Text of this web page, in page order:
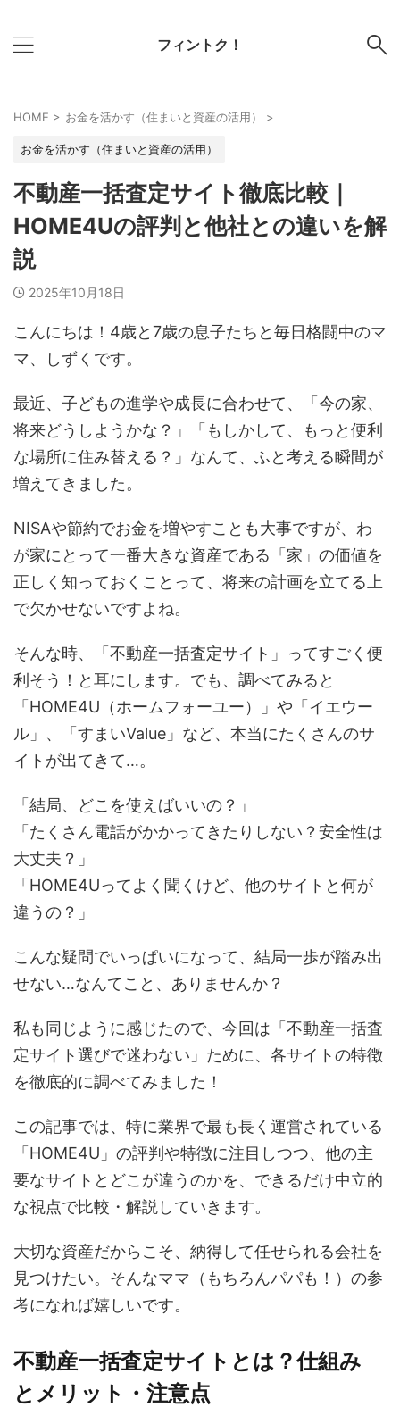
フィントク！
HOME > お金を活かす（住まいと資産の活用） >
お金を活かす（住まいと資産の活用）
不動産一括査定サイト徹底比較｜
HOME4Uの評判と他社との違いを解
説
2025年10月18日
こんにちは！4歳と7歳の息子たちと毎日格闘中のマ
マ、しずくです。
最近、子どもの進学や成長に合わせて、「今の家、
将来どうしようかな？」「もしかして、もっと便利
な場所に住み替える？」なんて、ふと考える瞬間が
増えてきました。
NISAや節約でお金を増やすことも大事ですが、わ
が家にとって一番大きな資産である「家」の価値を
正しく知っておくことって、将来の計画を立てる上
で欠かせないですよね。
そんな時、「不動産一括査定サイト」ってすごく便
利そう！と耳にします。でも、調べてみると
「HOME4U（ホームフォーユー）」や「イエウー
ル」、「すまいValue」など、本当にたくさんのサ
イトが出てきて…。
「結局、どこを使えばいいの？」
「たくさん電話がかかってきたりしない？安全性は
大丈夫？」
「HOME4Uってよく聞くけど、他のサイトと何が
違うの？」
こんな疑問でいっぱいになって、結局一歩が踏み出
せない…なんてこと、ありませんか？
私も同じように感じたので、今回は「不動産一括査
定サイト選びで迷わない」ために、各サイトの特徴
を徹底的に調べてみました！
この記事では、特に業界で最も長く運営されている
「HOME4U」の評判や特徴に注目しつつ、他の主
要なサイトとどこが違うのかを、できるだけ中立的
な視点で比較・解説していきます。
大切な資産だからこそ、納得して任せられる会社を
見つけたい。そんなママ（もちろんパパも！）の参
考になれば嬉しいです。
不動産一括査定サイトとは？仕組み
とメリット・注意点